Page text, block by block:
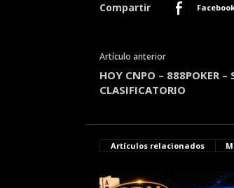
Compartir
Artículo anterior
HOY CNPO – 888POKER –
CLASIFICATORIO
Artículos relacionados